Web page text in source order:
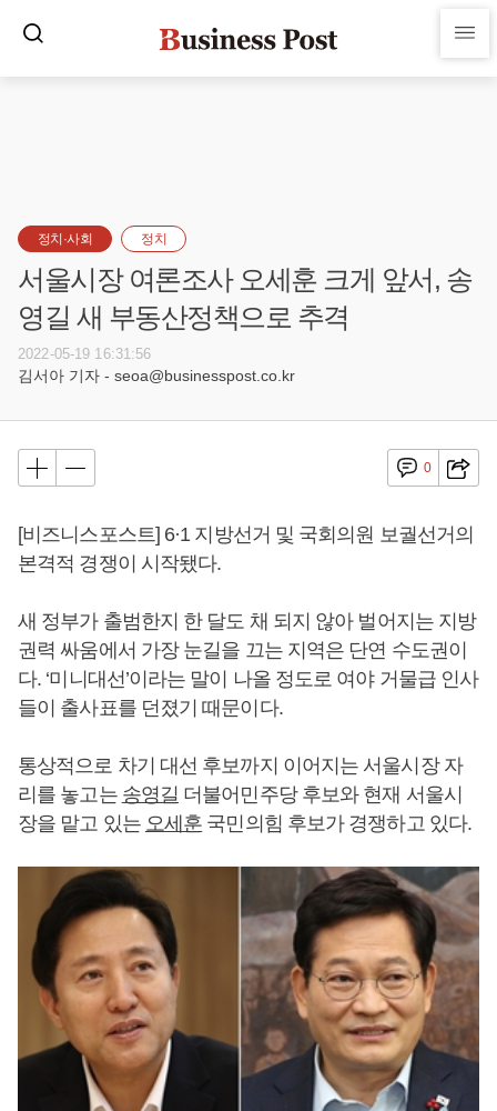
정치·사회 정치
서울시장 여론조사 오세훈 크게 앞서, 송
영길 새 부동산정책으로 추격
2022-05-19 16:31:56
김서아 기자 - seoa@businesspost.co.kr
0
[비즈니스포스트] 6·1 지방선거 및 국회의원 보궐선거의
본격적 경쟁이 시작됐다.
새 정부가 출범한지 한 달도 채 되지 않아 벌어지는 지방
권력 싸움에서 가장 눈길을 끄는 지역은 단연 수도권이
다. ‘미니대선’이라는 말이 나올 정도로 여야 거물급 인사
들이 출사표를 던졌기 때문이다.
통상적으로 차기 대선 후보까지 이어지는 서울시장 자
리를 놓고는 송영길 더불어민주당 후보와 현재 서울시
장을 맡고 있는 오세훈 국민의힘 후보가 경쟁하고 있다.